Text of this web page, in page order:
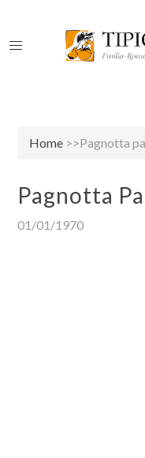
Home >>Pagnotta
Pagnotta
01/01/1970